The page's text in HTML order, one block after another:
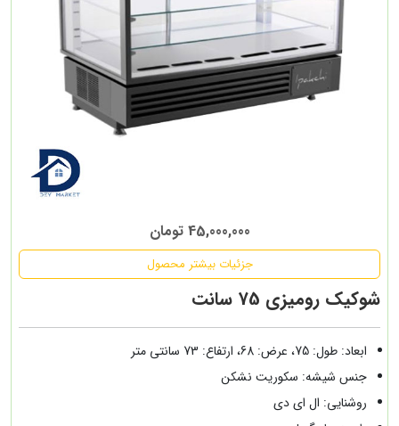
45,000,000 تومان
جزئیات بیشتر محصول
شوکیک رومیزی 75 سانت
ابعاد: طول: 75، عرض: 68، ارتفاع: 73 سانتی متر
جنس شیشه: سکوریت نشکن
روشنایی: ال ای دی